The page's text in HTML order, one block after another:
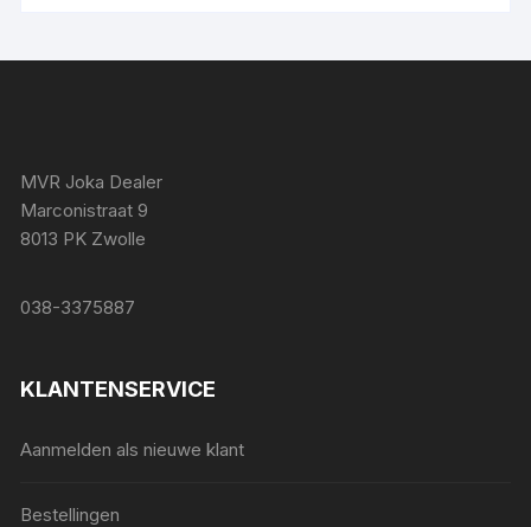
MVR Joka Dealer
Marconistraat 9
8013 PK Zwolle
038-3375887
KLANTENSERVICE
Aanmelden als nieuwe klant
Bestellingen